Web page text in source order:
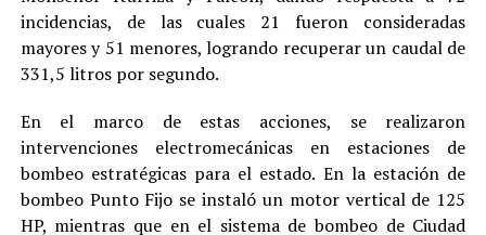
incidencias, de las cuales 21 fueron consideradas
mayores y 51 menores, logrando recuperar un caudal de
331,5 litros por segundo.
En el marco de estas acciones, se realizaron
intervenciones electromecánicas en estaciones de
bombeo estratégicas para el estado. En la estación de
bombeo Punto Fijo se instaló un motor vertical de 125
HP, mientras que en el sistema de bombeo de Ciudad